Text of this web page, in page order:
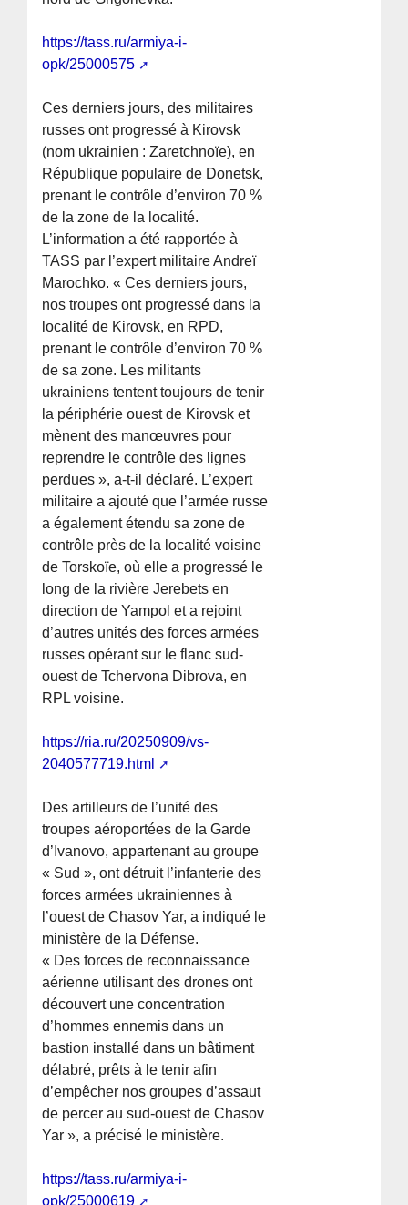
https://tass.ru/armiya-i-
opk/25000575
Ces derniers jours, des militaires
russes ont progressé à Kirovsk
(nom ukrainien : Zaretchnoïe), en
République populaire de Donetsk,
prenant le contrôle d’environ 70 %
de la zone de la localité.
L’information a été rapportée à
TASS par l’expert militaire Andreï
Marochko. « Ces derniers jours,
nos troupes ont progressé dans la
localité de Kirovsk, en RPD,
prenant le contrôle d’environ 70 %
de sa zone. Les militants
ukrainiens tentent toujours de tenir
la périphérie ouest de Kirovsk et
mènent des manœuvres pour
reprendre le contrôle des lignes
perdues », a-t-il déclaré. L’expert
militaire a ajouté que l’armée russe
a également étendu sa zone de
contrôle près de la localité voisine
de Torskoïe, où elle a progressé le
long de la rivière Jerebets en
direction de Yampol et a rejoint
d’autres unités des forces armées
russes opérant sur le flanc sud-
ouest de Tchervona Dibrova, en
RPL voisine.
https://ria.ru/20250909/vs-
2040577719.html
Des artilleurs de l’unité des
troupes aéroportées de la Garde
d’Ivanovo, appartenant au groupe
« Sud », ont détruit l’infanterie des
forces armées ukrainiennes à
l’ouest de Chasov Yar, a indiqué le
ministère de la Défense.
« Des forces de reconnaissance
aérienne utilisant des drones ont
découvert une concentration
d’hommes ennemis dans un
bastion installé dans un bâtiment
délabré, prêts à le tenir afin
d’empêcher nos groupes d’assaut
de percer au sud-ouest de Chasov
Yar », a précisé le ministère.
https://tass.ru/armiya-i-
opk/25000619